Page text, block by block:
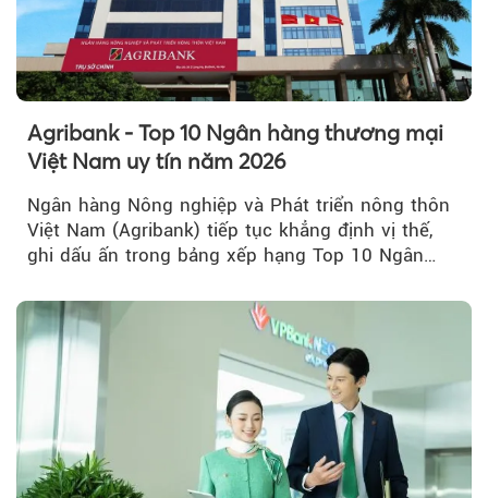
Agribank - Top 10 Ngân hàng thương mại
Việt Nam uy tín năm 2026
Ngân hàng Nông nghiệp và Phát triển nông thôn
Việt Nam (Agribank) tiếp tục khẳng định vị thế,
ghi dấu ấn trong bảng xếp hạng Top 10 Ngân